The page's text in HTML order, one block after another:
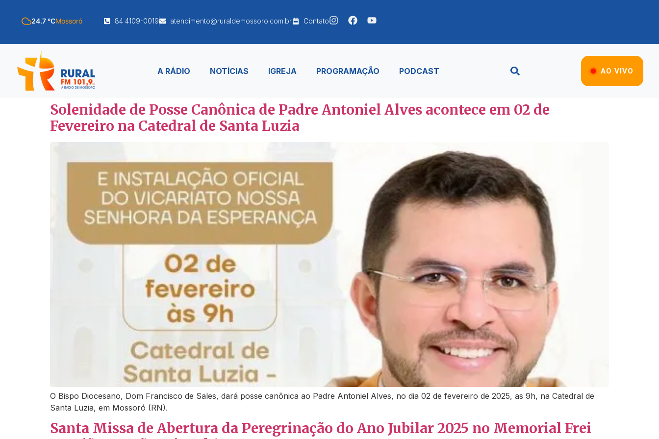
24.7 °CMossoró 84 4109-0019 atendimento@ruraldemossoro.com.br Contato
A RÁDIO NOTÍCIAS IGREJA PROGRAMAÇÃO PODCAST AO VIVO
Solenidade de Posse Canônica de Padre Antoniel Alves acontece em 02 de
Fevereiro na Catedral de Santa Luzia
O Bispo Diocesano, Dom Francisco de Sales, dará posse canônica ao Padre Antoniel Alves, no dia 02 de fevereiro de 2025, as 9h, na Catedral de
Santa Luzia, em Mossoró (RN).
Santa Missa de Abertura da Peregrinação do Ano Jubilar 2025 no Memorial Frei